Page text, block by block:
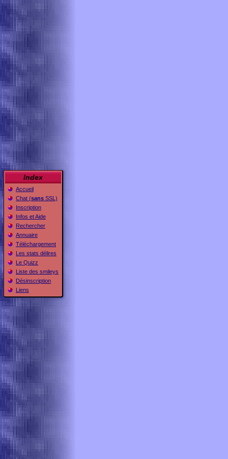
Index
Accueil
Chat (sans SSL)
Inscription
Infos et Aide
Rechercher
Annuaire
Téléchargement
Les stats délires
Le Quizz
Liste des smileys
Désinscription
Liens